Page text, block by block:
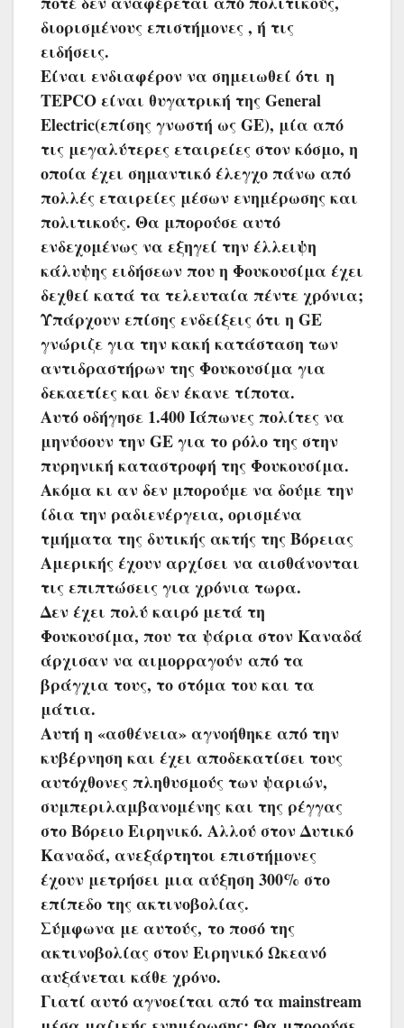
διορισμένους επιστήμονες , ή τις
ειδήσεις.
Είναι ενδιαφέρον να σημειωθεί ότι η
TEPCO είναι θυγατρική της General
Electric(επίσης γνωστή ως GE), μία από
τις μεγαλύτερες εταιρείες στον κόσμο, η
οποία έχει σημαντικό έλεγχο πάνω από
πολλές εταιρείες μέσων ενημέρωσης και
πολιτικούς. Θα μπορούσε αυτό
ενδεχομένως να εξηγεί την έλλειψη
κάλυψης ειδήσεων που η Φουκουσίμα έχει
δεχθεί κατά τα τελευταία πέντε χρόνια;
Υπάρχουν επίσης ενδείξεις ότι η GE
γνώριζε για την κακή κατάσταση των
αντιδραστήρων της Φουκουσίμα για
δεκαετίες και δεν έκανε τίποτα.
Αυτό οδήγησε 1.400 Ιάπωνες πολίτες να
μηνύσουν την GE για το ρόλο της στην
πυρηνική καταστροφή της Φουκουσίμα.
Ακόμα κι αν δεν μπορούμε να δούμε την
ίδια την ραδιενέργεια, ορισμένα
τμήματα της δυτικής ακτής της Βόρειας
Αμερικής έχουν αρχίσει να αισθάνονται
τις επιπτώσεις για χρόνια τωρα.
Δεν έχει πολύ καιρό μετά τη
Φουκουσίμα, που τα ψάρια στον Καναδά
άρχισαν να αιμορραγούν από τα
βράγχια τους, το στόμα του και τα
μάτια.
Αυτή η «ασθένεια» αγνοήθηκε από την
κυβέρνηση και έχει αποδεκατίσει τους
αυτόχθονες πληθυσμούς των ψαριών,
συμπεριλαμβανομένης και της ρέγγας
στο Βόρειο Ειρηνικό. Αλλού στον Δυτικό
Καναδά, ανεξάρτητοι επιστήμονες
έχουν μετρήσει μια αύξηση 300% στο
επίπεδο της ακτινοβολίας.
Σύμφωνα με αυτούς, το ποσό της
ακτινοβολίας στον Ειρηνικό Ωκεανό
αυξάνεται κάθε χρόνο.
Γιατί αυτό αγνοείται από τα mainstream